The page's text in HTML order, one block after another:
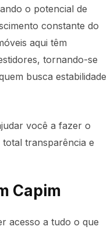
o potencial de
constante do
aqui têm
tornando-se
busca estabilidade
você a fazer o
transparência e
Capim
acesso a tudo o que